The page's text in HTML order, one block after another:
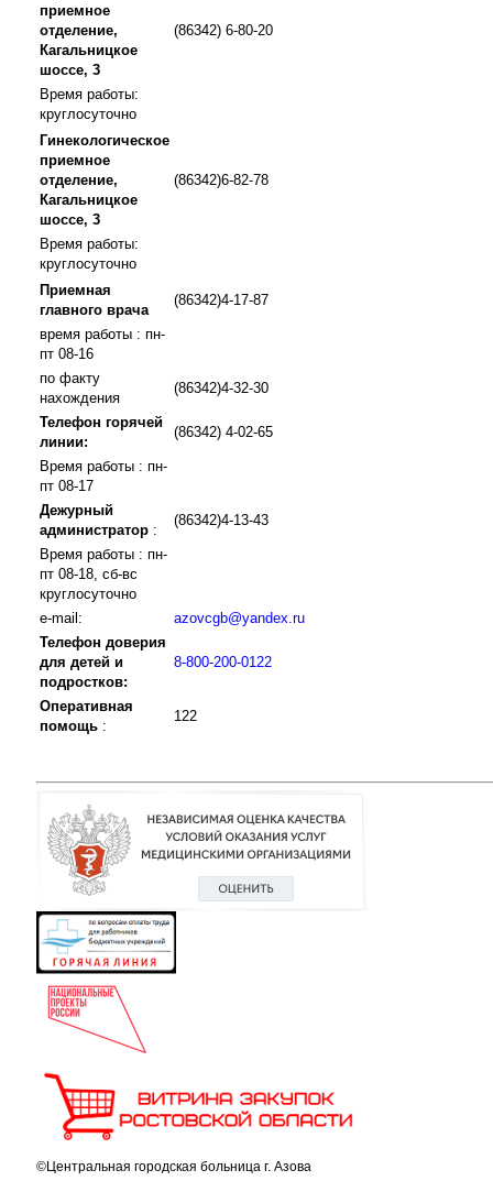
приемное
отделение,
Кагальницкое
шоссе, 3
(86342) 6-80-20
Время работы:
круглосуточно
Гинекологическое
приемное
отделение,
Кагальницкое
шоссе, 3
(86342)6-82-78
Время работы:
круглосуточно
Приемная
главного врача
(86342)4-17-87
время работы : пн-
пт 08-16
по факту
нахождения
(86342)4-32-30
Телефон горячей
линии:
(86342) 4-02-65
Время работы : пн-
пт 08-17
Дежурный
администратор :
(86342)4-13-43
Время работы : пн-
пт 08-18, сб-вс
круглосуточно
e-mail:
azovcgb@yandex.ru
Телефон доверия
для детей и
подростков:
8-800-200-0122
Оперативная
помощь :
122
©Центральная городская больница г. Азова